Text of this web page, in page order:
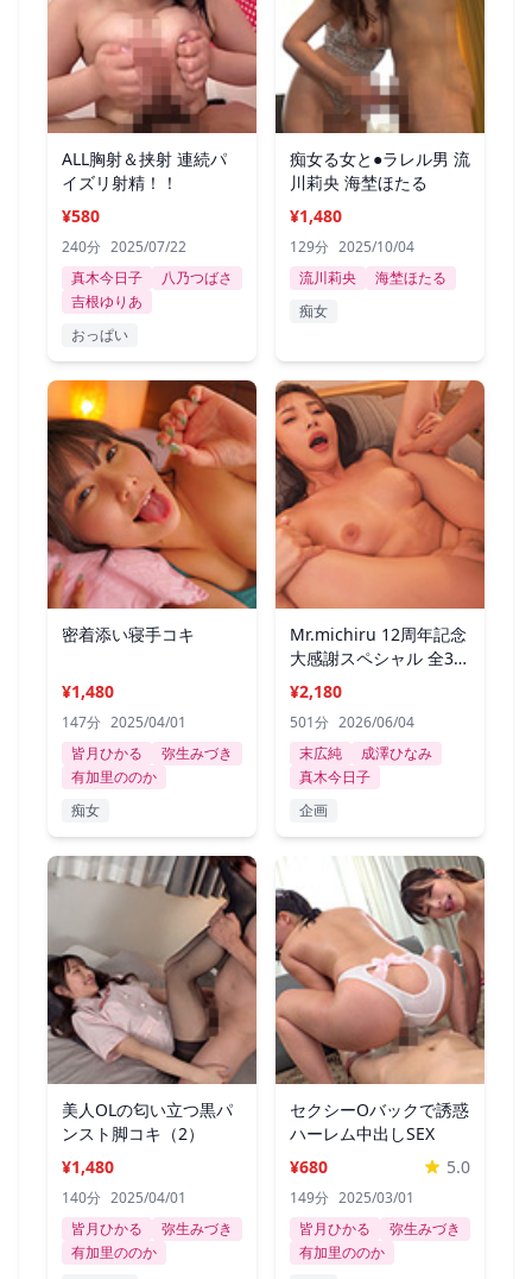
ALL胸射＆挟射 連続パ
イズリ射精！！
¥580
240分 2025/07/22
真木今日子
八乃つばさ
吉根ゆりあ
おっぱい
痴女る女と●ラレル男 流
川莉央 海埜ほたる
¥1,480
129分 2025/10/04
流川莉央
海埜ほたる
痴女
密着添い寝手コキ
¥1,480
147分 2025/04/01
皆月ひかる
弥生みづき
有加里ののか
痴女
Mr.michiru 12周年記念
大感謝スペシャル 全37
タイトル
¥2,180
501分 2026/06/04
末広純
成澤ひなみ
真木今日子
企画
美人OLの匂い立つ黒パ
ンスト脚コキ（2）
¥1,480
140分 2025/04/01
皆月ひかる
弥生みづき
有加里ののか
セクシーOバックで誘惑
ハーレム中出しSEX
¥680
5.0
149分 2025/03/01
皆月ひかる
弥生みづき
有加里ののか